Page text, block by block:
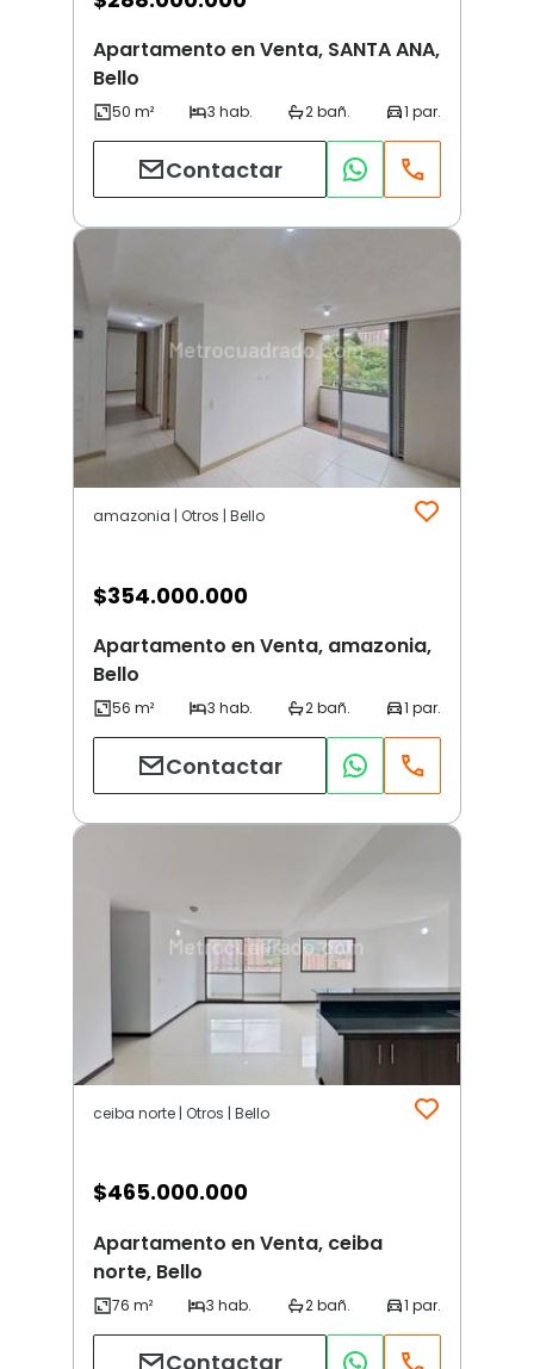
Apartamento en Venta, SANTA ANA,
Bello
Contactar
amazonia | Otros | Bello
$354.000.000
Apartamento en Venta, amazonia,
Bello
Contactar
ceiba norte | Otros | Bello
$465.000.000
Apartamento en Venta, ceiba
norte, Bello
Contactar